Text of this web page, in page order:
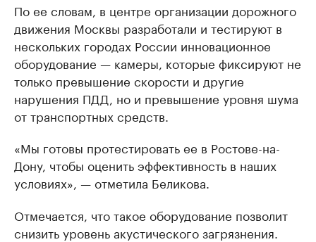
По ее словам, в центре организации дорожного
движения Москвы разработали и тестируют в
нескольких городах России инновационное
оборудование — камеры, которые фиксируют не
только превышение скорости и другие
нарушения ПДД, но и превышение уровня шума
от транспортных средств.
«Мы готовы протестировать ее в Ростове-на-
Дону, чтобы оценить эффективность в наших
условиях», — отметила Беликова.
Отмечается, что такое оборудование позволит
снизить уровень акустического загрязнения.